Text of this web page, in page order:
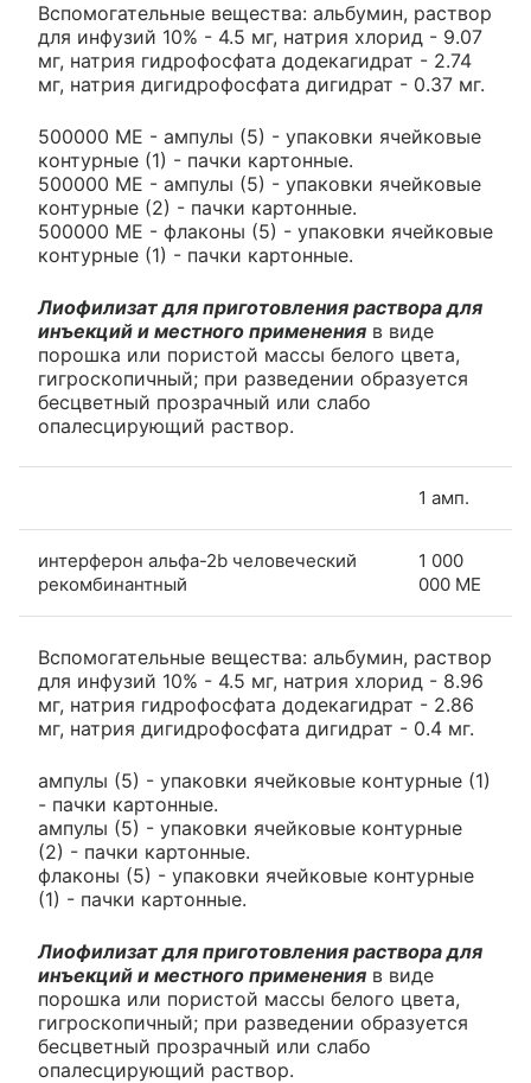
Вспомогательные вещества: альбумин, раствор
для инфузий 10% - 4.5 мг, натрия хлорид - 9.07
мг, натрия гидрофосфата додекагидрат - 2.74
мг, натрия дигидрофосфата дигидрат - 0.37 мг.
500000 МЕ - ампулы (5) - упаковки ячейковые
контурные (1) - пачки картонные.
500000 МЕ - ампулы (5) - упаковки ячейковые
контурные (2) - пачки картонные.
500000 МЕ - флаконы (5) - упаковки ячейковые
контурные (1) - пачки картонные.
Лиофилизат для приготовления раствора для
инъекций и местного применения в виде
порошка или пористой массы белого цвета,
гигроскопичный; при разведении образуется
бесцветный прозрачный или слабо
опалесцирующий раствор.
1 амп.
интерферон альфа-2b человеческий
рекомбинантный
1 000
000 МЕ
Вспомогательные вещества: альбумин, раствор
для инфузий 10% - 4.5 мг, натрия хлорид - 8.96
мг, натрия гидрофосфата додекагидрат - 2.86
мг, натрия дигидрофосфата дигидрат - 0.4 мг.
ампулы (5) - упаковки ячейковые контурные (1)
- пачки картонные.
ампулы (5) - упаковки ячейковые контурные
(2) - пачки картонные.
флаконы (5) - упаковки ячейковые контурные
(1) - пачки картонные.
Лиофилизат для приготовления раствора для
инъекций и местного применения в виде
порошка или пористой массы белого цвета,
гигроскопичный; при разведении образуется
бесцветный прозрачный или слабо
опалесцирующий раствор.